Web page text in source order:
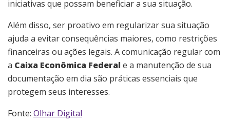
iniciativas que possam beneficiar a sua situação.
Além disso, ser proativo em regularizar sua situação
ajuda a evitar consequências maiores, como restrições
financeiras ou ações legais. A comunicação regular com
a Caixa Econômica Federal e a manutenção de sua
documentação em dia são práticas essenciais que
protegem seus interesses.
Fonte: Olhar Digital